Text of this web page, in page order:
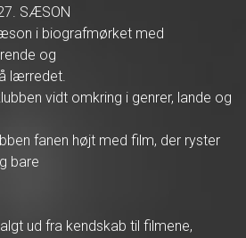
SÆSON
i biografmørket med
og
lærredet.
vidt omkring i genrer, lande og
fanen højt med film, der ryster
bare
ud fra kendskab til filmene,